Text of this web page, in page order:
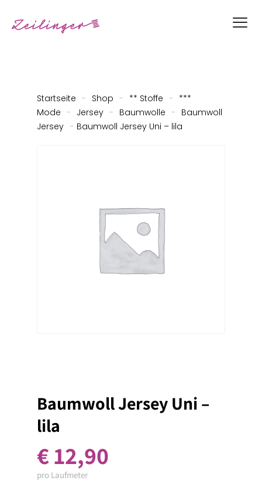
Startseite - Shop - ** Stoffe - ***
Mode - Jersey - Baumwolle - Baumwoll
Jersey - Baumwoll Jersey Uni – lila
Baumwoll Jersey Uni –
lila
€12,90
pro Laufmeter